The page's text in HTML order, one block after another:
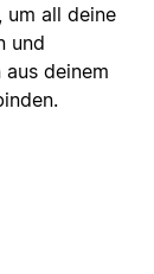
um all deine
und
deinem